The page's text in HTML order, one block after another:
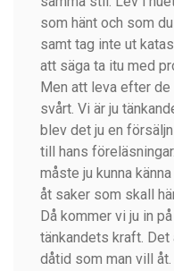
som hänt och som
samt tag inte ut
att säga ta itu med
Men att leva efter
svårt. Vi är ju
blev det ju en
till hans
måste ju kunna
åt saker som skall
Då kommer vi ju in
tänkandets kraft.
dåtid som man vill